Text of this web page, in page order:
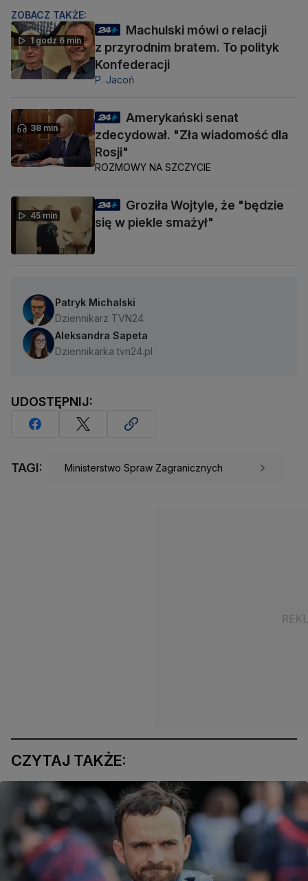
ZOBACZ TAKŻE:
1 godz 6 min
Machulski mówi o relacji
z przyrodnim bratem. To polityk
Konfederacji
P. Jacoń
38 min
Amerykański senat
zdecydował. "Zła wiadomość dla
Rosji"
ROZMOWY NA SZCZYCIE
45 min
Groziła Wojtyle, że "będzie
się w piekle smażył"
Patryk Michalski
Dziennikarz TVN24
Aleksandra Sapeta
Dziennikarka tvn24.pl
UDOSTĘPNIJ:
TAGI: Ministerstwo Spraw Zagranicznych
CZYTAJ TAKŻE: